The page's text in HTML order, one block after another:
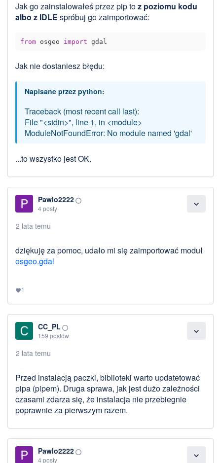
Jak go zainstalowałeś przez pip toz poziomu kodu
albo z IDLE spróbuj go zaimportować:
from osgeo import
Jak nie dostaniesz błędu:
Napisane przez python:
Traceback (most recent call last):
File "<stdin>", line 1, in <module>
ModuleNotFoundError: No module named 'gdal'
...to wszystko jest OK.
expand_more
Pawlo2222 panorama_fish_eye
4 posty
2 lata temu
dziękuję za pomoc, udało mi się zaimportować moduł
osgeo.gdal
favorite1
expand_more
CC_PL panorama_fish_eye
159 postów
2 lata temu
Przed instalacją paczki, biblioteki warto updatetować
pipa (pipem). Druga sprawa, jak jest dużo zależności
czasami zdarza się, że instalacja nie przebiegnie
poprawnie za pierwszym razem.
expand_more
Pawlo2222 panorama_fish_eye
4 posty